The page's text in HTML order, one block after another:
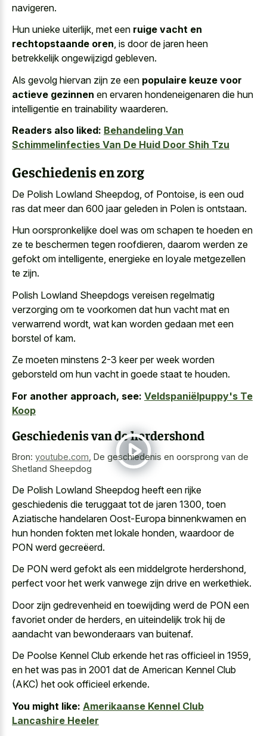
navigeren.
Hun unieke uiterlijk, met een ruige vacht en
rechtopstaande oren, is door de jaren heen
betrekkelijk ongewijzigd gebleven.
Als gevolg hiervan zijn ze een populaire keuze voor
actieve gezinnen en ervaren hondeneigenaren die hun
intelligentie en trainability waarderen.
Readers also liked: Behandeling Van
Schimmelinfecties Van De Huid Door Shih Tzu
Geschiedenis en zorg
De Polish Lowland Sheepdog, of Pontoise, is een oud
ras dat meer dan 600 jaar geleden in Polen is ontstaan.
Hun oorspronkelijke doel was om schapen te hoeden en
ze te beschermen tegen roofdieren, daarom werden ze
gefokt om intelligente, energieke en loyale metgezellen
te zijn.
Polish Lowland Sheepdogs vereisen regelmatig
verzorging om te voorkomen dat hun vacht mat en
verwarrend wordt , wat kan worden gedaan met een
borstel of kam.
Ze moeten minstens 2-3 keer per week worden
geborsteld om hun vacht in goede staat te houden.
For another approach, see: Veldspaniëlpuppy's Te
Koop
Geschiedenis van de herdershond
Bron: youtube.com De geschiedenis en oorsprong van de
Shetland Sheepdog
De Polish Lowland Sheepdog heeft een rijke
geschiedenis die teruggaat tot de jaren 1300, toen
Aziatische handelaren Oost-Europa binnenkwamen en
hun honden fokten met lokale honden, waardoor de
PON werd gecreëerd.
De PON werd gefokt als een middelgrote herdershond,
perfect voor het werk vanwege zijn drive en werkethiek.
Door zijn gedrevenheid en toewijding werd de PON een
favoriet onder de herders, en uiteindelijk trok hij de
aandacht van bewonderaars van buitenaf.
De Poolse Kennel Club erkende het ras officieel in 1959,
en het was pas in 2001 dat de American Kennel Club
(AKC) het ook officieel erkende.
You might like: Amerikaanse Kennel Club
Lancashire Heeler